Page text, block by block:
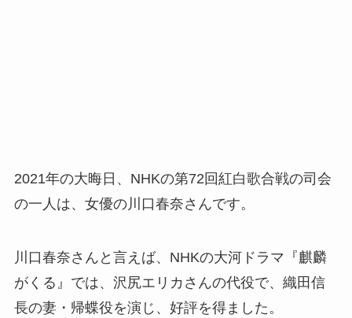
2021年の大晦日、NHKの第72回紅白歌合戦の司会
の一人は、女優の川口春奈さんです。
川口春奈さんと言えば、NHKの大河ドラマ『麒麟
がくる』では、沢尻エリカさんの代役で、織田信
長の妻・帰蝶役を演じ、好評を得ました。